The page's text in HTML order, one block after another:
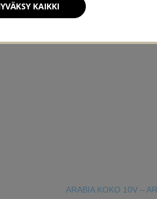
ARABIA KOKO 10V –
KAIKKI